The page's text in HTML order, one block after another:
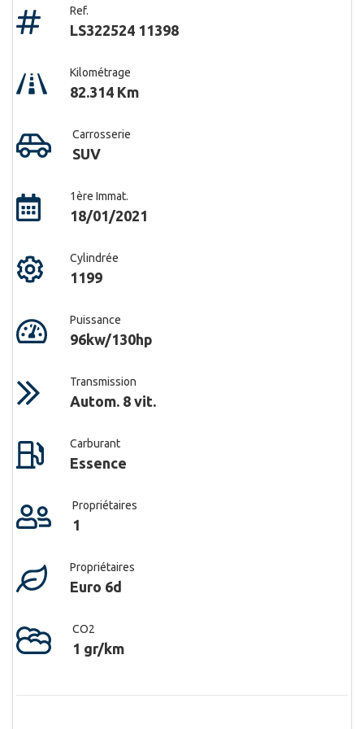
Ref.
LS322524 11398
Kilométrage
82.314 Km
Carrosserie
SUV
1ère Immat.
18/01/2021
Cylindrée
1199
Puissance
96kw/130hp
Transmission
Autom. 8 vit.
Carburant
Essence
Propriétaires
1
Propriétaires
Euro 6d
CO2
1 gr/km